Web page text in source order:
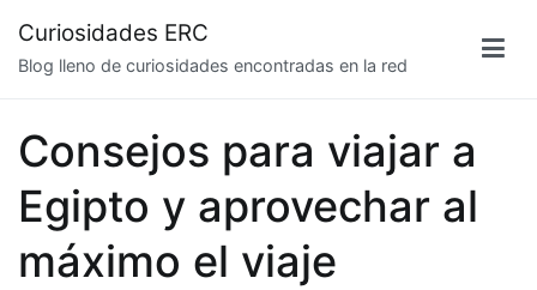
contenido
Curiosidades ERC
Blog lleno de curiosidades encontradas en la red
Consejos para viajar a
Egipto y aprovechar al
máximo el viaje